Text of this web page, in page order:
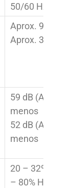
50/60 Hz 1.1 A
Aprox. 90 W
Aprox. 30 W
59 dB (A) o
menos
52 dB (A) o
menos
20 – 32ºC / 35
– 80% HR